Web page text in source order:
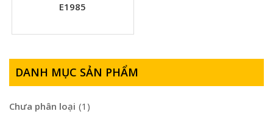
E1985
DANH MỤC SẢN PHẨM
Chưa phân loại (1)